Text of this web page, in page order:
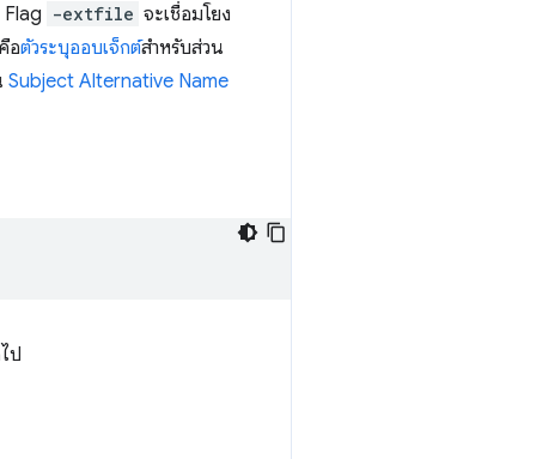
Flag -extfile จะเชื่อมโยง
อตัวระบุออบเจ็กต์สำหรับส่วน
Subject Alternative Name
ป